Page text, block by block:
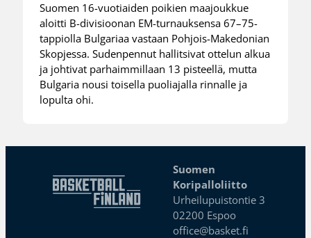
Suomen 16-vuotiaiden poikien maajoukkue
aloitti B-divisioonan EM-turnauksensa 67–75-
tappiolla Bulgariaa vastaan Pohjois-Makedonian
Skopjessa. Sudenpennut hallitsivat ottelun alkua
ja johtivat parhaimmillaan 13 pisteellä, mutta
Bulgaria nousi toisella puoliajalla rinnalle ja
lopulta ohi.
Suomen
Koripalloliitto
Urheilupuistontie 3
02200 Espoo
office@basket.fi